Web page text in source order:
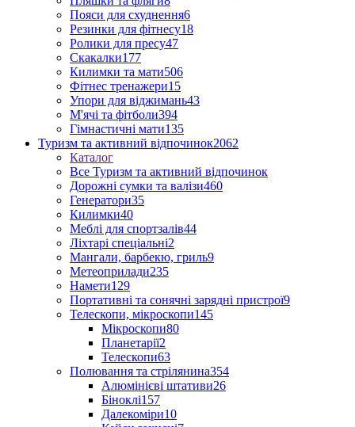
Пояси для схуднення6
Резинки для фітнесу18
Ролики для пресу47
Скакалки177
Килимки та мати506
Фітнес тренажери15
Упори для віджимань43
М'ячі та фітболи394
Гімнастичні мати135
Туризм та активний відпочинок2062
Каталог
Все Туризм та активний відпочинок
Дорожні сумки та валізи460
Генератори35
Килимки40
Меблі для спортзалів44
Ліхтарі спеціальні2
Мангали, барбекю, гриль9
Метеоприлади235
Намети129
Портативні та сонячні зарядні пристрої9
Телескопи, мікроскопи145
Мікроскопи80
Планетарії2
Телескопи63
Полювання та стрілянина354
Алюмінієві штативи26
Біноклі157
Далекоміри10